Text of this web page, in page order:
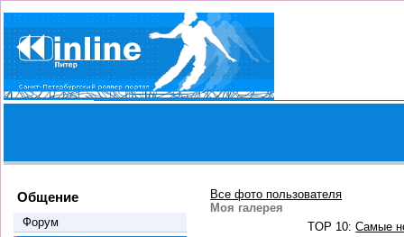
Общение
Форум
Все фото пользователя
Моя галерея
TOP 10:Самые